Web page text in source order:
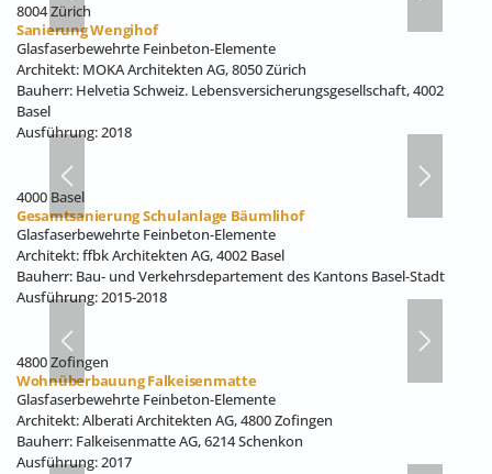
8004 Zürich
Sanierung Wengihof
Glasfaserbewehrte Feinbeton-Elemente
Architekt: MOKA Architekten AG, 8050 Zürich
Bauherr: Helvetia Schweiz. Lebensversicherungsgesellschaft, 4002
Basel
Ausführung: 2018
4000 Basel
Gesamtsanierung Schulanlage Bäumlihof
Glasfaserbewehrte Feinbeton-Elemente
Architekt: ffbk Architekten AG, 4002 Basel
Bauherr: Bau- und Verkehrsdepartement des Kantons Basel-Stadt
Ausführung: 2015-2018
4800 Zofingen
Wohnüberbauung Falkeisenmatte
Glasfaserbewehrte Feinbeton-Elemente
Architekt: Alberati Architekten AG, 4800 Zofingen
Bauherr: Falkeisenmatte AG, 6214 Schenkon
Ausführung: 2017